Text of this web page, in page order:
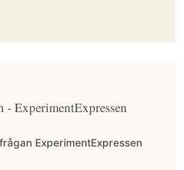
- ExperimentExpressen
ExperimentExpressen